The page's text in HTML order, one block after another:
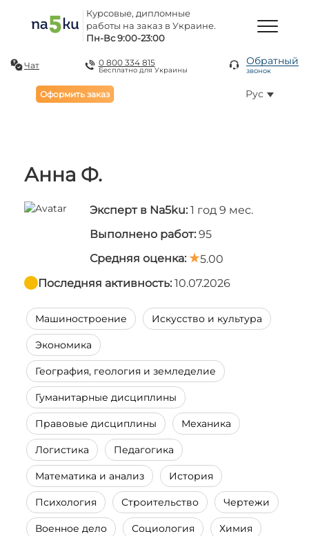
Курсовые, дипломные
работы на заказ в Украине.
Пн-Вс 9:00-23:00
Чат 0 800 334 815
Бесплатно для Украины
Обратный
звонок
Оформить заказ Рус
Анна Ф.
Эксперт в Na5ku: 1 год 9 мес.
Выполнено работ: 95
Средняя оценка:
5.00
Последняя активность: 10.07.2026
Машиностроение Искусство и культура
Экономика
География, геология и земледелие
Гуманитарные дисциплины
Правовые дисциплины Механика
Логистика Педагогика
Математика и анализ История
Психология Строительство Чертежи
Военное дело Социология Химия